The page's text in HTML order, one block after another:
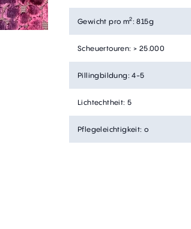
Gewicht pro m2: 815g
Scheuertouren: > 25.000
Pillingbildung: 4-5
Lichtechtheit: 5
Pflegeleichtigkeit: o